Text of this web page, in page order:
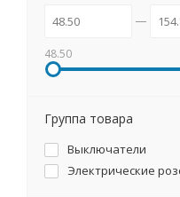
48.50
Группа товара
Выключатели
Электрические